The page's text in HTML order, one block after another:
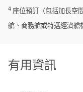
4 座位預訂（包括加長空
艙、商務艙或特選經濟艙
有用資訊